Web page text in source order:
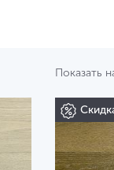
Показать